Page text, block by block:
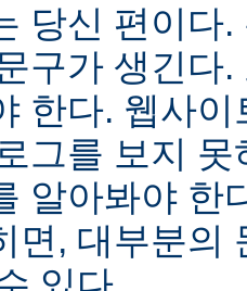
당신 편이다
구가 생긴다
한다. 웹사
그를 보지
알아봐야 한
면, 대부분의